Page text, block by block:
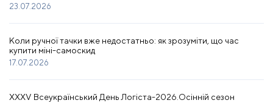
23.07.2026
Коли ручної тачки вже недостатньо: як зрозуміти, що час
купити міні-самоскид
17.07.2026
XXXV Всеукраїнський День Логіста-2026.Осінній сезон